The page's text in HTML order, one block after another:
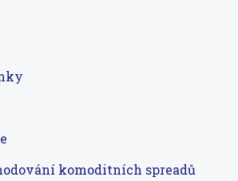
komoditních spreadů